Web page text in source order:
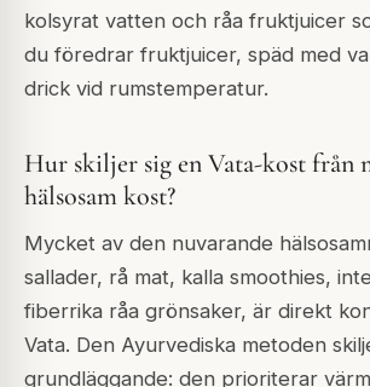
kolsyrat vatten och råa fruktjuicer
du föredrar fruktjuicer, späd med
drick vid rumstemperatur.
Hur skiljer sig en Vata-kost från
hälsosam kost?
Mycket av den nuvarande
sallader, rå mat, kalla smoothies,
fiberrika råa grönsaker, är direkt
Vata. Den Ayurvediska metoden
grundläggande: den prioriterar